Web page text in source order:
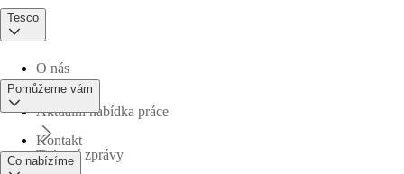
Tesco
O nás
Aktuální nabídka práce
Tiskové zprávy
Pomůžeme vám
Kontakt
Co nabízíme